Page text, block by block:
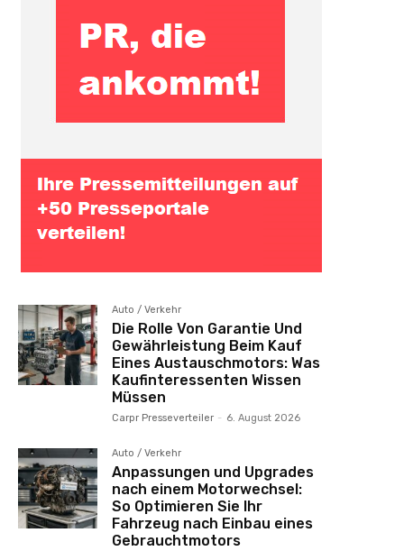
Auto / Verkehr
Die Rolle Von Garantie Und
Gewährleistung Beim Kauf
Eines Austauschmotors: Was
Kaufinteressenten Wissen
Müssen
Carpr Presseverteiler - 6. August 2026
Auto / Verkehr
Anpassungen und Upgrades
nach einem Motorwechsel:
So Optimieren Sie Ihr
Fahrzeug nach Einbau eines
Gebrauchtmotors